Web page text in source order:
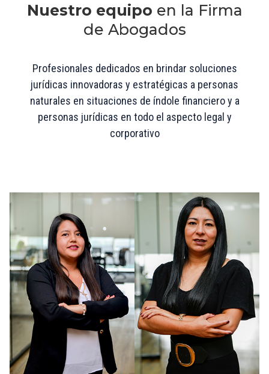
Nuestro equipo en la Firma
de Abogados
Profesionales dedicados en brindar soluciones
jurídicas innovadoras y estratégicas a personas
naturales en situaciones de índole financiero y a
personas jurídicas en todo el aspecto legal y
corporativo